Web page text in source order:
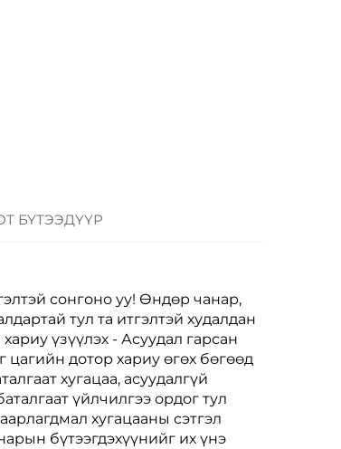
БҮТЭЭДҮҮР
сонгоно уу! Өндөр чанар,
тул та итгэлтэй худалдан
үзүүлэх - Асуудал гарсан
дотор хариу өгөх бөгөөд
хугацаа, асуудалгүй
үйлчилгээ ордог тул
хугацааны сэтгэл
бүтээгдэхүүнийг их үнэ